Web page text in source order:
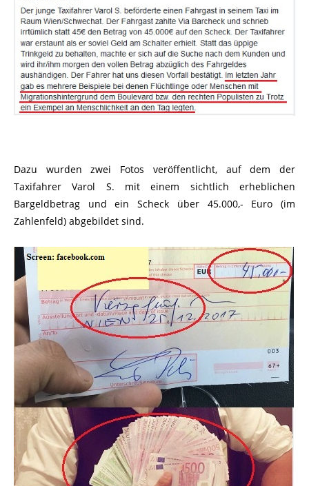
Dazu wurden zwei Fotos veröffentlicht, auf dem der
Taxifahrer Varol S. mit einem sichtlich erheblichen
Bargeldbetrag und ein Scheck über 45.000,- Euro (im
Zahlenfeld) abgebildet sind.